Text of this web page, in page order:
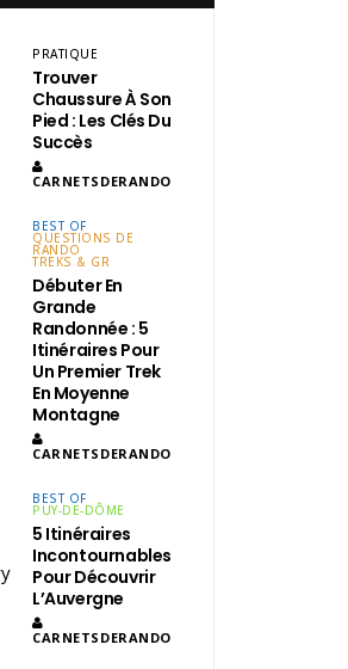
PRATIQUE
Trouver
Chaussure À Son
Pied : Les Clés Du
Succès
CARNETSDERANDO
BEST OF
QUESTIONS DE
RANDO
TREKS & GR
Débuter En
Grande
Randonnée : 5
Itinéraires Pour
Un Premier Trek
En Moyenne
Montagne
CARNETSDERANDO
BEST OF
PUY-DE-DÔME
5 Itinéraires
Incontournables
Pour Découvrir
L’Auvergne
CARNETSDERANDO